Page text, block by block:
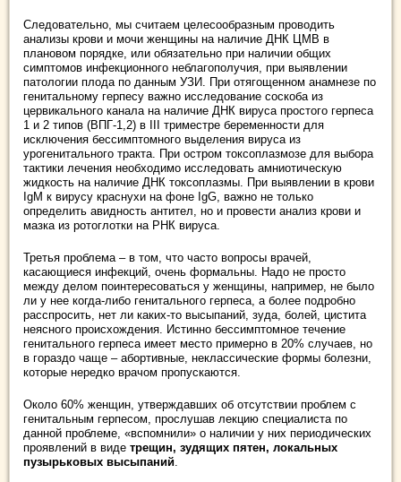
Следовательно, мы считаем целесообразным проводить
анализы крови и мочи женщины на наличие ДНК ЦМВ в
плановом порядке, или обязательно при наличии общих
симптомов инфекционного неблагополучия, при выявлении
патологии плода по данным УЗИ. При отягощенном анамнезе по
генитальному герпесу важно исследование соскоба из
цервикального канала на наличие ДНК вируса простого герпеса
1 и 2 типов (ВПГ-1,2) в III триместре беременности для
исключения бессимптомного выделения вируса из
урогенитального тракта. При остром токсоплазмозе для выбора
тактики лечения необходимо исследовать амниотическую
жидкость на наличие ДНК токсоплазмы. При выявлении в крови
IgМ к вирусу краснухи на фоне IgG, важно не только
определить авидность антител, но и провести анализ крови и
мазка из ротоглотки на РНК вируса.
Третья проблема – в том, что часто вопросы врачей,
касающиеся инфекций, очень формальны. Надо не просто
между делом поинтересоваться у женщины, например, не было
ли у нее когда-либо генитального герпеса, а более подробно
расспросить, нет ли каких-то высыпаний, зуда, болей, цистита
неясного происхождения. Истинно бессимптомное течение
генитального герпеса имеет место примерно в 20% случаев, но
в гораздо чаще – абортивные, неклассические формы болезни,
которые нередко врачом пропускаются.
Около 60% женщин, утверждавших об отсутствии проблем с
генитальным герпесом, прослушав лекцию специалиста по
данной проблеме, «вспомнили» о наличии у них периодических
проявлений в виде трещин, зудящих пятен, локальных
пузырьковых высыпаний.